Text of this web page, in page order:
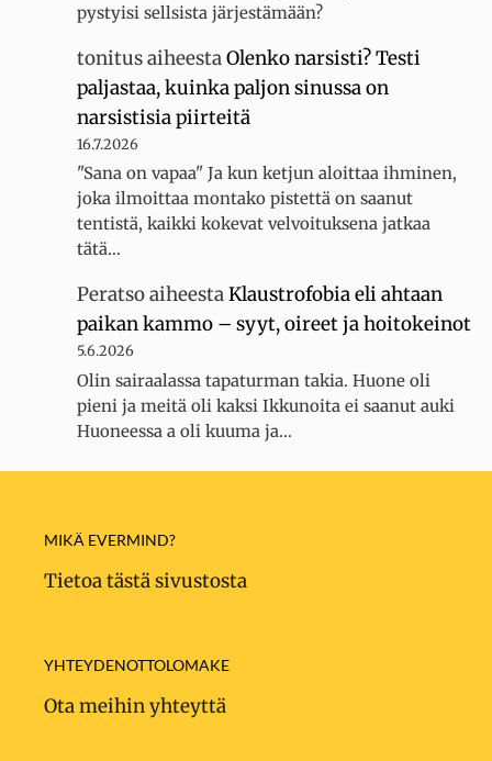
pystyisi sellsista järjestämään?
tonitusaiheestaOlenko narsisti? Testi
paljastaa, kuinka paljon sinussa on
narsistisia piirteitä
16.7.2026
"Sana on vapaa" Ja kun ketjun aloittaa ihminen,
joka ilmoittaa montako pistettä on saanut
tentistä, kaikki kokevat velvoituksena jatkaa
tätä…
PeratsoaiheestaKlaustrofobia eli ahtaan
paikan kammo – syyt, oireet ja hoitokeinot
5.6.2026
Olin sairaalassa tapaturman takia. Huone oli
pieni ja meitä oli kaksi Ikkunoita ei saanut auki
Huoneessa a oli kuuma ja…
MIKÄ EVERMIND?
Tietoa tästä sivustosta
YHTEYDENOTTOLOMAKE
Ota meihin yhteyttä